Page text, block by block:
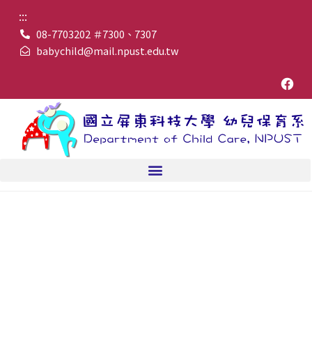
:::
08-7703202 ＃7300、7307
babychild@mail.npust.edu.tw